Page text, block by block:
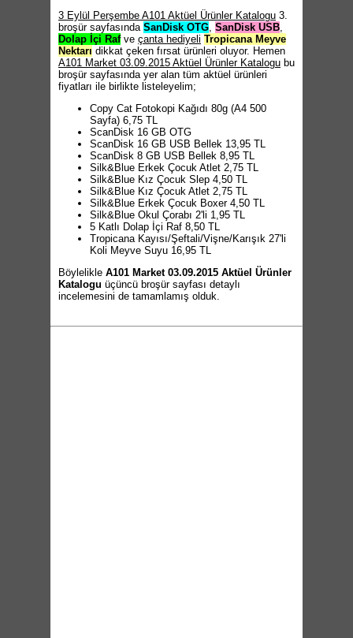
3 Eylül Perşembe A101 Aktüel Ürünler Katalogu 3.
broşür sayfasında SanDisk OTG, SanDisk USB,
Dolap İçi Rafve çanta hediyeli Tropicana Meyve
Nektarı dikkat çeken fırsat ürünleri oluyor. Hemen
A101 Market 03.09.2015 Aktüel Ürünler Katalogu bu
broşür sayfasında yer alan tüm aktüel ürünleri
fiyatları ile birlikte listeleyelim;
Copy Cat Fotokopi Kağıdı 80g (A4 500
Sayfa) 6,75 TL
ScanDisk 16 GB OTG
ScanDisk 16 GB USB Bellek 13,95 TL
ScanDisk 8 GB USB Bellek 8,95 TL
Silk&Blue Erkek Çocuk Atlet 2,75 TL
Silk&Blue Kız Çocuk Slep 4,50 TL
Silk&Blue Kız Çocuk Atlet 2,75 TL
Silk&Blue Erkek Çocuk Boxer 4,50 TL
Silk&Blue Okul Çorabı 2'li 1,95 TL
5 Katlı Dolap İçi Raf 8,50 TL
Tropicana Kayısı/Şeftali/Vişne/Karışık 27'li
Koli Meyve Suyu 16,95 TL
Böylelikle A101 Market 03.09.2015 Aktüel Ürünler
Katalogu üçüncü broşür sayfası detaylı
incelemesini de tamamlamış olduk.